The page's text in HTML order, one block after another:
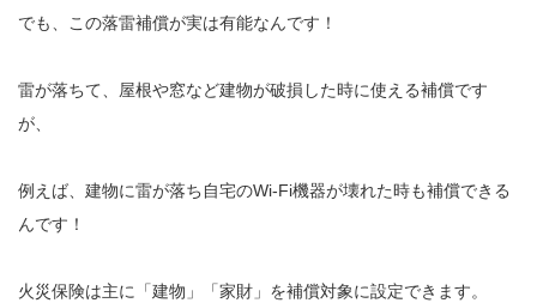
でも、この落雷補償が実は有能なんです！
雷が落ちて、屋根や窓など建物が破損した時に使える補償です
が、
例えば、建物に雷が落ち自宅のWi-Fi機器が壊れた時も補償できる
んです！
火災保険は主に「建物」「家財」を補償対象に設定できます。